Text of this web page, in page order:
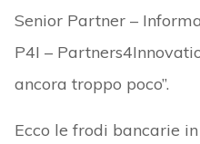
Senior Partner –
P4I –
ancora troppo poco”.
Ecco le frodi bancarie